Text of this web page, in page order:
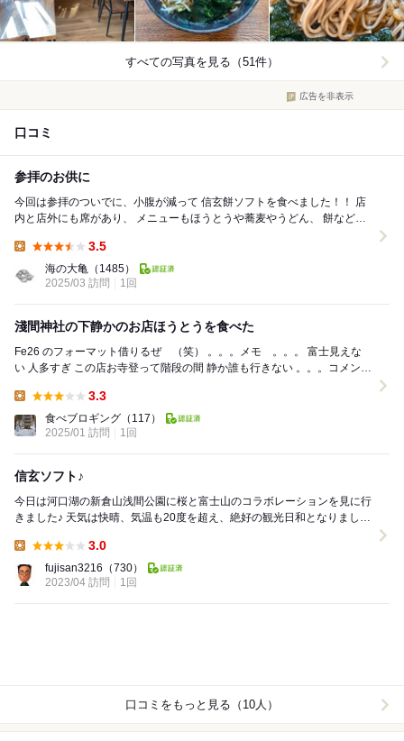
すべての写真を見る（51件）
広告を非表示
口コミ
参拝のお供に
今回は参拝のついでに、小腹が減って 信玄餅ソフトを食べました！！ 店
内と店外にも席があり、 メニューもほうとうや蕎麦やうどん、 餅なども
3.5
海の大亀 （1485）
2025/03 訪問
1回
淺間神社の下静かのお店ほうとうを食べた
Fe26 のフォーマット借りるぜ （笑） 。。。メモ 。。。 富士見えな
い 人多すぎ この店お寺登って階段の間 静か誰も行きない 。。。コメン
3.3
食べブロギング （117）
2025/01 訪問
1回
信玄ソフト♪
今日は河口湖の新倉山浅間公園に桜と富士山のコラボレーションを見に行
きました♪ 天気は快晴、気温も20度を超え、絶好の観光日和となりまし
3.0
fujisan3216 （730）
2023/04 訪問
1回
口コミをもっと見る（10人）